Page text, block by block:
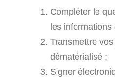
Compléter le
les informations
Transmettre
dématérialisé ;
Signer